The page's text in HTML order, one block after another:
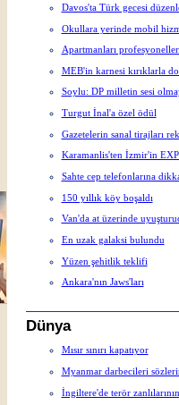
Davos'ta Türk gecesi
Okullara yerinde mobil
Apartmanları
MEB'in karnesi kırıklarla
Soylu: DP milletin sesi
Turgut İnal'a özel ödül
Gazetelerin sanal tirajları
Karamanlis'ten İzmir'in
Sahte cep telefonlarına
150 yıllık köy boşaldı
Van'da at üzerinde
En uzak galaksi bulundu
Yüzen şehitlik teklifi
Ankara'nın Jaws'ları
Dünya
Mısır sınırı kapatıyor
Myanmar darbecileri
İngiltere'de terör